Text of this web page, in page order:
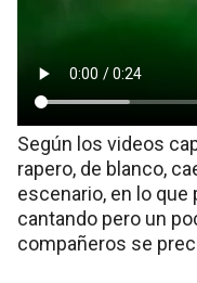
Según los videos
rapero, de blanco,
escenario, en lo que
cantando pero un
compañeros se